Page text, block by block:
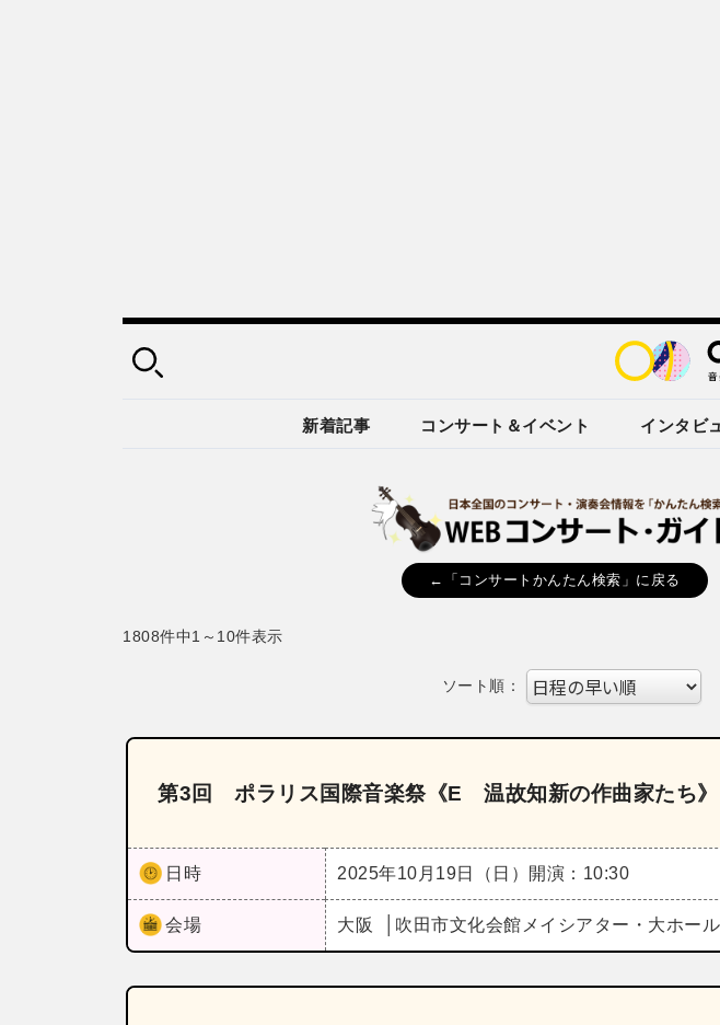
新着記事 コンサート＆イベント インタビ
←「コンサートかんたん検索」に戻る
1808件中1～10件表示
ソート順：
第3回 ポラリス国際音楽祭《E 温故知新の作曲家たち》
日時 2025年10月19日（日） 開演：10:30
会場 大阪 吹田市文化会館メイシアター・大ホール